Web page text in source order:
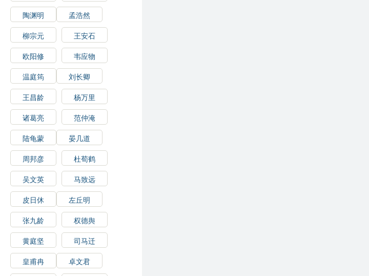
陶渊明
孟浩然
柳宗元
王安石
欧阳修
韦应物
温庭筠
刘长卿
王昌龄
杨万里
诸葛亮
范仲淹
陆龟蒙
晏几道
周邦彦
杜荀鹤
吴文英
马致远
皮日休
左丘明
张九龄
权德舆
黄庭坚
司马迁
皇甫冉
卓文君